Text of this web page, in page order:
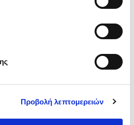
Προβολή λεπτομερειών
από 1 προϊόντα